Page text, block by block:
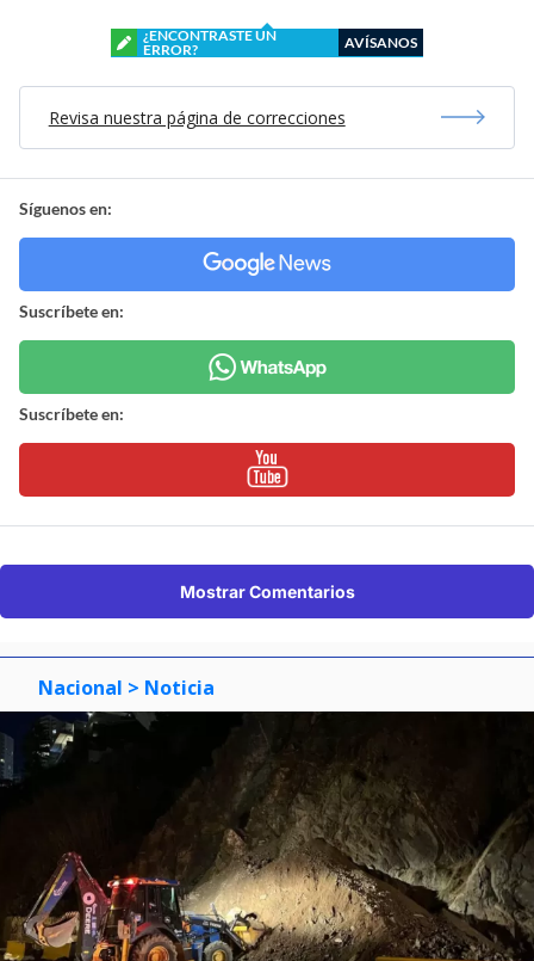
¿ENCONTRASTE UN
ERROR?
AVÍSANOS
Revisa nuestra página de correcciones
Síguenos en:
Suscríbete en:
Suscríbete en:
Mostrar Comentarios
Nacional > Noticia